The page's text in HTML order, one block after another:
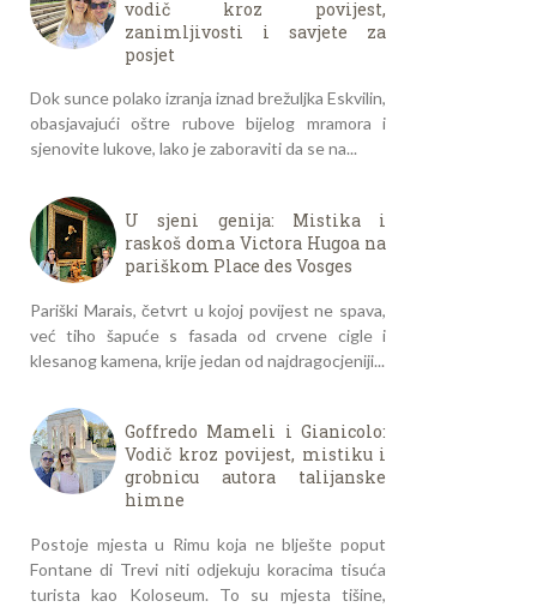
vodič kroz povijest,
zanimljivosti i savjete za
posjet
Dok sunce polako izranja iznad brežuljka Eskvilin,
obasjavajući oštre rubove bijelog mramora i
sjenovite lukove, lako je zaboraviti da se na...
U sjeni genija: Mistika i
raskoš doma Victora Hugoa na
pariškom Place des Vosges
Pariški Marais, četvrt u kojoj povijest ne spava,
već tiho šapuće s fasada od crvene cigle i
klesanog kamena, krije jedan od najdragocjeniji...
Goffredo Mameli i Gianicolo:
Vodič kroz povijest, mistiku i
grobnicu autora talijanske
himne
Postoje mjesta u Rimu koja ne blješte poput
Fontane di Trevi niti odjekuju koracima tisuća
turista kao Koloseum. To su mjesta tišine,